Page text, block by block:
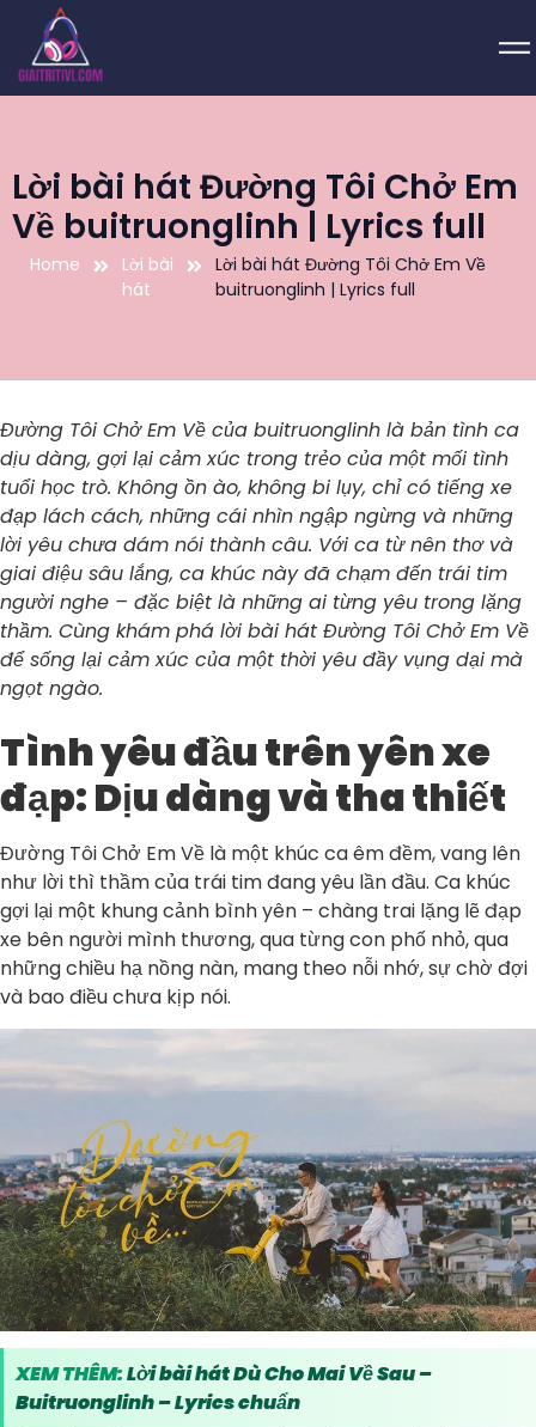
Lời bài hát Đường Tôi Chở Em
Về buitruonglinh | Lyrics full
Home
Lời bài
hát
Lời bài hát Đường Tôi Chở Em Về
buitruonglinh | Lyrics full
Đường Tôi Chở Em Về của buitruonglinh là bản tình ca
dịu dàng, gợi lại cảm xúc trong trẻo của một mối tình
tuổi học trò. Không ồn ào, không bi lụy, chỉ có tiếng xe
đạp lách cách, những cái nhìn ngập ngừng và những
lời yêu chưa dám nói thành câu. Với ca từ nên thơ và
giai điệu sâu lắng, ca khúc này đã chạm đến trái tim
người nghe – đặc biệt là những ai từng yêu trong lặng
thầm. Cùng khám phá lời bài hát Đường Tôi Chở Em Về
để sống lại cảm xúc của một thời yêu đầy vụng dại mà
ngọt ngào.
Tình yêu đầu trên yên xe
đạp: Dịu dàng và tha thiết
Đường Tôi Chở Em Về là một khúc ca êm đềm, vang lên
như lời thì thầm của trái tim đang yêu lần đầu. Ca khúc
gợi lại một khung cảnh bình yên – chàng trai lặng lẽ đạp
xe bên người mình thương, qua từng con phố nhỏ, qua
những chiều hạ nồng nàn, mang theo nỗi nhớ, sự chờ đợi
và bao điều chưa kịp nói.
XEM THÊM:Lời bài hát Dù Cho Mai Về Sau –
Buitruonglinh – Lyrics chuẩn